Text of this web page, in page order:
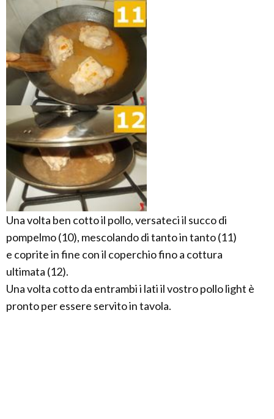
Una volta ben cotto il pollo, versateci il succo di
pompelmo (10), mescolando di tanto in tanto (11)
e coprite in fine con il coperchio fino a cottura
ultimata (12).
Una volta cotto da entrambi i lati il vostro pollo light è
pronto per essere servito in tavola.